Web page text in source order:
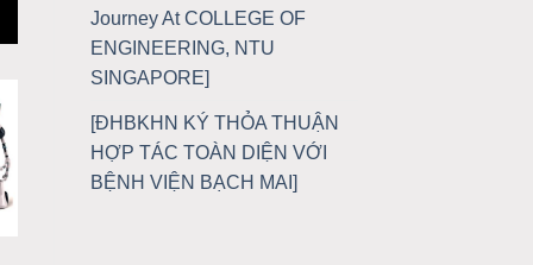
Journey At COLLEGE OF
ENGINEERING, NTU
SINGAPORE]
[ĐHBKHN KÝ THỎA THUẬN
HỢP TÁC TOÀN DIỆN VỚI
BỆNH VIỆN BẠCH MAI]